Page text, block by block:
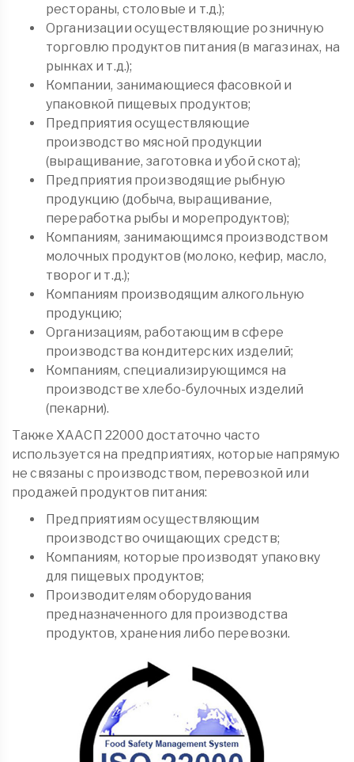
рестораны, столовые и т.д.);
Организации осуществляющие розничную
торговлю продуктов питания (в магазинах, на
рынках и т.д.);
Компании, занимающиеся фасовкой и
упаковкой пищевых продуктов;
Предприятия осуществляющие
производство мясной продукции
(выращивание, заготовка и убой скота);
Предприятия производящие рыбную
продукцию (добыча, выращивание,
переработка рыбы и морепродуктов);
Компаниям, занимающимся производством
молочных продуктов (молоко, кефир, масло,
творог и т.д.);
Компаниям производящим алкогольную
продукцию;
Организациям, работающим в сфере
производства кондитерских изделий;
Компаниям, специализирующимся на
производстве хлебо-булочных изделий
(пекарни).
Также ХААСП 22000 достаточно часто
используется на предприятиях, которые напрямую
не связаны с производством, перевозкой или
продажей продуктов питания:
Предприятиям осуществляющим
производство очищающих средств;
Компаниям, которые производят упаковку
для пищевых продуктов;
Производителям оборудования
предназначенного для производства
продуктов, хранения либо перевозки.